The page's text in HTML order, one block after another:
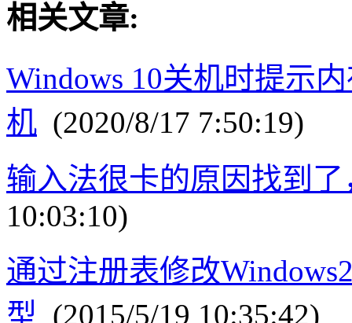
相关文章:
Windows 10关机时提示
机 (2020/8/17 7:50:19)
输入法很卡的原因找到
10:03:10)
通过注册表修改
型 (2015/5/19 10:35:42)